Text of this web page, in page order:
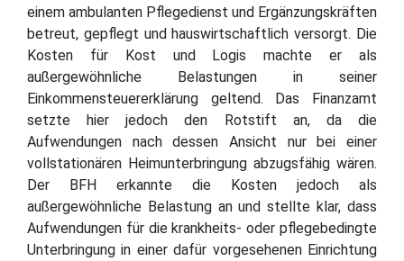
einem ambulanten Pflegedienst und Ergänzungskräften
betreut, gepflegt und hauswirtschaftlich versorgt. Die
Kosten für Kost und Logis machte er als
außergewöhnliche Belastungen in seiner
Einkommensteuererklärung geltend. Das Finanzamt
setzte hier jedoch den Rotstift an, da die
Aufwendungen nach dessen Ansicht nur bei einer
vollstationären Heimunterbringung abzugsfähig wären.
Der BFH erkannte die Kosten jedoch als
außergewöhnliche Belastung an und stellte klar, dass
Aufwendungen für die krankheits- oder pflegebedingte
Unterbringung in einer dafür vorgesehenen Einrichtung